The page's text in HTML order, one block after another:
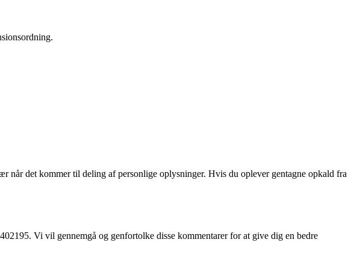
det kommer til deling af personlige oplysninger. Hvis du oplever gentagne opkald fra
Vi vil gennemgå og genfortolke disse kommentarer for at give dig en bedre